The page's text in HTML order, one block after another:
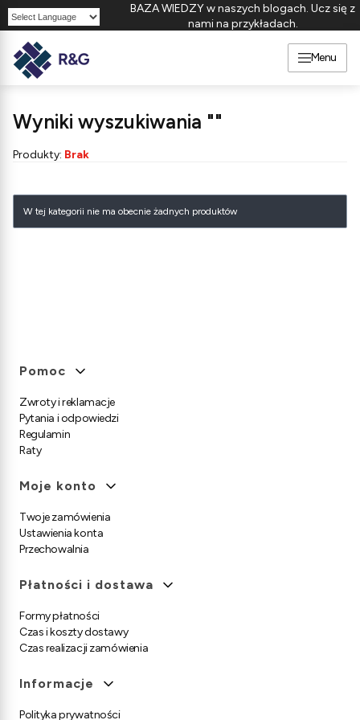
Powered by
BAZA WIEDZY w naszych blogach. Ucz się z
nami na przykładach.
Menu
Wyniki wyszukiwania ""
Produkty: Brak
Lista produktów
W tej kategorii nie ma obecnie żadnych produktów
Linki w stopce
Pomoc
Zwroty i reklamacje
Pytania i odpowiedzi
Regulamin
Raty
Moje konto
Twoje zamówienia
Ustawienia konta
Przechowalnia
Płatności i dostawa
Formy płatności
Czas i koszty dostawy
Czas realizacji zamówienia
Informacje
Polityka prywatności